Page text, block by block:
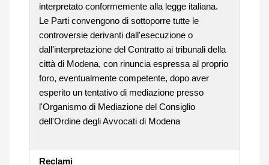
interpretato conformemente alla legge italiana.
Le Parti convengono di sottoporre tutte le
controversie derivanti dall'esecuzione o
dall'interpretazione del Contratto ai tribunali della
città di Modena, con rinuncia espressa al proprio
foro, eventualmente competente, dopo aver
esperito un tentativo di mediazione presso
l'Organismo di Mediazione del Consiglio
dell'Ordine degli Avvocati di Modena
Reclami